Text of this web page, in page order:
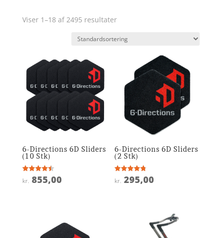
Viser 1–18 af 2495 resultater
6-Directions 6D Sliders
(10 Stk)
Vurderet
4.5
kr. 855,00
6-Directions 6D Sliders
(2 Stk)
Vurderet
4.8
kr. 295,00